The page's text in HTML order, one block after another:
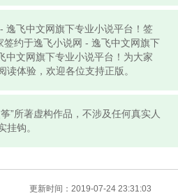
逸飞中文网旗下专业小说平台！签
签约于逸飞小说网 - 逸飞中文网旗下
中文网旗下专业小说平台！为大家
体验，欢迎各位支持正版。
”所著虚构作品，不涉及任何真实人
挂钩。
更新时间：2019-07-24 23:31:03